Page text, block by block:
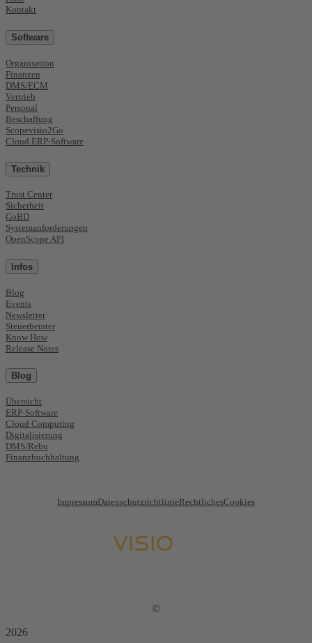
Kontakt
Software
Organisation
Finanzen
DMS/ECM
Vertrieb
Personal
Beschaffung
Scopevisio2Go
Cloud ERP-Software
Technik
Trust Center
Sicherheit
GoBD
Systemanforderungen
OpenScope API
Infos
Blog
Events
Newsletter
Steuerberater
Know How
Release Notes
Blog
Übersicht
ERP-Software
Cloud Computing
Digitalisierung
DMS/Rebu
Finanzbuchhaltung
ImpressumDatenschutzrichtlinieRechtlichesCookies
©
2026